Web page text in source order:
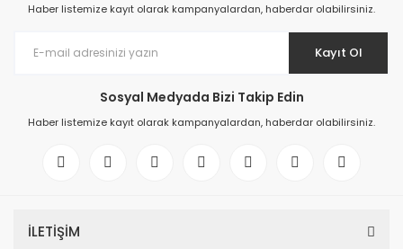
Haber listemize kayıt olarak kampanyalardan, haberdar olabilirsiniz.
Kayıt Ol
Sosyal Medyada Bizi Takip Edin
Haber listemize kayıt olarak kampanyalardan, haberdar olabilirsiniz.
İLETİŞİM